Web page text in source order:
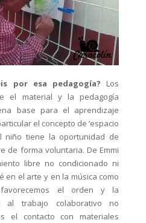
por esa pedagogía? Los
el material y la pedagogía
base para el aprendizaje
el concepto de ‘espacio
niño tiene la oportunidad de
de forma voluntaria. De Emmi
libre no condicionado ni
en el arte y en la música como
el orden y la
al trabajo colaborativo no
el contacto con materiales